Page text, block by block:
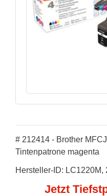
# 212414 - Brother
Tintenpatrone magenta
Hersteller-ID: LC1220M,
Jetzt